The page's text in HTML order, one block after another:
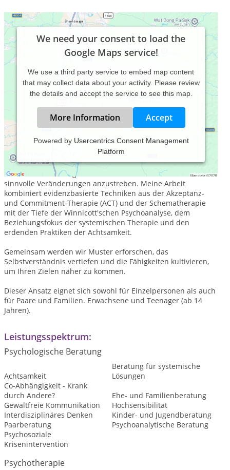
We need your consent to load the
Google Maps service!
We use a third party service to embed map content
that may collect data about your activity. Please review
the details and accept the service to see this map.
More Information Accept
Powered by Usercentrics Consent Management
Platform
Als Psychologe biete ich einen einfühlsamen,
maßgeschneiderten Ansatz, der Ihnen hilft
die Herausforderungen des Lebens zu meistern und
sinnvolle Veränderungen anzustreben. Meine Arbeit
kombiniert evidenzbasierte Techniken aus der Akzeptanz-
und Commitment-Therapie (ACT) und der Schematherapie
mit der Tiefe der Winnicott'schen Psychoanalyse, dem
Beziehungsfokus der systemischen Therapie und den
erdenden Praktiken der Achtsamkeit.
Gemeinsam werden wir Muster erforschen, das
Selbstverständnis vertiefen und die Fähigkeiten kultivieren,
um Ihren Zielen näher zu kommen.
Dieser Ansatz eignet sich sowohl für Einzelpersonen als auch
für Paare und Familien. Erwachsene und Teenager (ab 14
Jahren).
Leistungsspektrum:
Psychologische Beratung
Achtsamkeit
Beratung für systemische
Lösungen
Co-Abhängigkeit - Krank
durch Andere?
Ehe- und Familienberatung
Gewaltfreie Kommunikation
Hochsensibilität
Interdisziplinäres Denken
Kinder- und Jugendberatung
Paarberatung
Psychoanalytische Beratung
Psychosoziale
Krisenintervention
Psychotherapie